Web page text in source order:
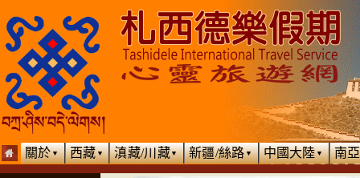
關於▼ 西藏▼ 滇藏/川藏▼ 新疆/絲路▼ 中國大陸▼ 南亞